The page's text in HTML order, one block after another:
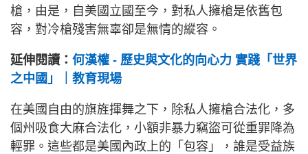
槍，由是，自美國立國至今，對私人擁槍是依舊包
容，對冷槍殘害無辜卻是無情的縱容。
延伸閱讀： 何漢權 - 歷史與文化的向心力 實踐「世界
之中國」｜教育現場
在美國自由的旗旌揮舞之下，除私人擁槍合法化，多
個州吸食大麻合法化，小額非暴力竊盜可從重罪降為
輕罪。這些都是美國內政上的「包容」，誰是受益族